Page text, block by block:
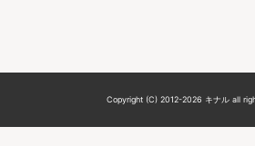
Copyright (C) 2012-2026 キナル all